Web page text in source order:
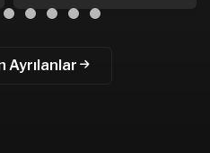
Ayrılanlar